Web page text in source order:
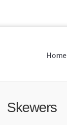
Home
Skewers